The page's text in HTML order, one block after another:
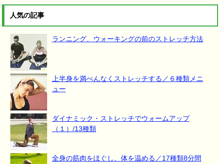
人気の記事
ランニング、ウォーキングの前のストレッチ方法
上半身を満べんなくストレッチする／６種類メニ
ュー
ダイナミック・ストレッチでウォームアップ
（１）/13種類
全身の筋肉をほぐし、体を温める／17種類8分間